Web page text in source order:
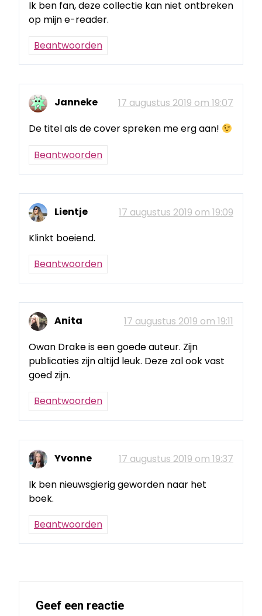
Ik ben fan, deze collectie kan niet ontbreken
op mijn e-reader.
Beantwoorden
Janneke
17 augustus 2019 om 19:07
De titel als de cover spreken me erg aan!
Beantwoorden
Lientje
17 augustus 2019 om 19:09
Klinkt boeiend.
Beantwoorden
Anita
17 augustus 2019 om 19:11
Owan Drake is een goede auteur. Zijn
publicaties zijn altijd leuk. Deze zal ook vast
goed zijn.
Beantwoorden
Yvonne
17 augustus 2019 om 19:37
Ik ben nieuwsgierig geworden naar het
boek.
Beantwoorden
Geef een reactie